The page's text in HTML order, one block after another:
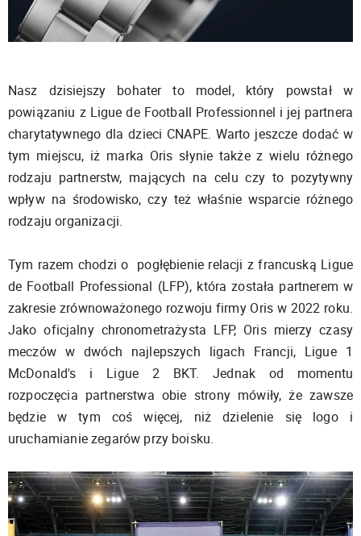
Nasz dzisiejszy bohater to model, który powstał w
powiązaniu z Ligue de Football Professionnel i jej partnera
charytatywnego dla dzieci CNAPE. Warto jeszcze dodać w
tym miejscu, iż marka Oris słynie także z wielu różnego
rodzaju partnerstw, mających na celu czy to pozytywny
wpływ na środowisko, czy też właśnie wsparcie różnego
rodzaju organizacji.
Tym razem chodzi o pogłębienie relacji z francuską Ligue
de Football Professional (LFP), która została partnerem w
zakresie zrównoważonego rozwoju firmy Oris w 2022 roku.
Jako oficjalny chronometrażysta LFP, Oris mierzy czasy
meczów w dwóch najlepszych ligach Francji, Ligue 1
McDonald's i Ligue 2 BKT. Jednak od momentu
rozpoczęcia partnerstwa obie strony mówiły, że zawsze
będzie w tym coś więcej, niż dzielenie się logo i
uruchamianie zegarów przy boisku.